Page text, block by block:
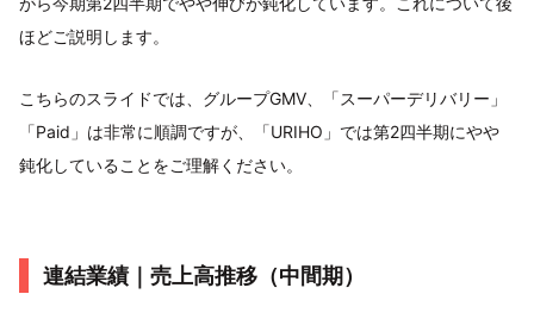
ほどご説明します。
こちらのスライドでは、グループGMV、「スーパーデリバリー」
「Paid」は非常に順調ですが、「URIHO」では第2四半期にやや
鈍化していることをご理解ください。
連結業績｜売上高推移（中間期）